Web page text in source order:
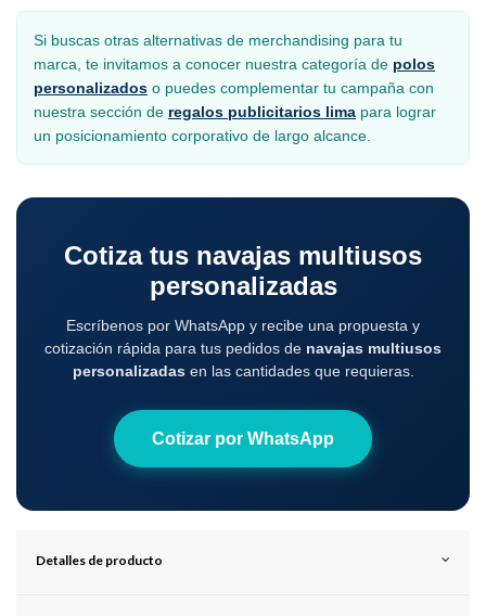
Si buscas otras alternativas de merchandising para tu
marca, te invitamos a conocer nuestra categoría de polos
personalizados o puedes complementar tu campaña con
nuestra sección de regalos publicitarios lima para lograr
un posicionamiento corporativo de largo alcance.
Cotiza tus navajas multiusos
personalizadas
Escríbenos por WhatsApp y recibe una propuesta y
cotización rápida para tus pedidos de navajas multiusos
personalizadasen las cantidades que requieras.
Cotizar por WhatsApp
Detalles de producto